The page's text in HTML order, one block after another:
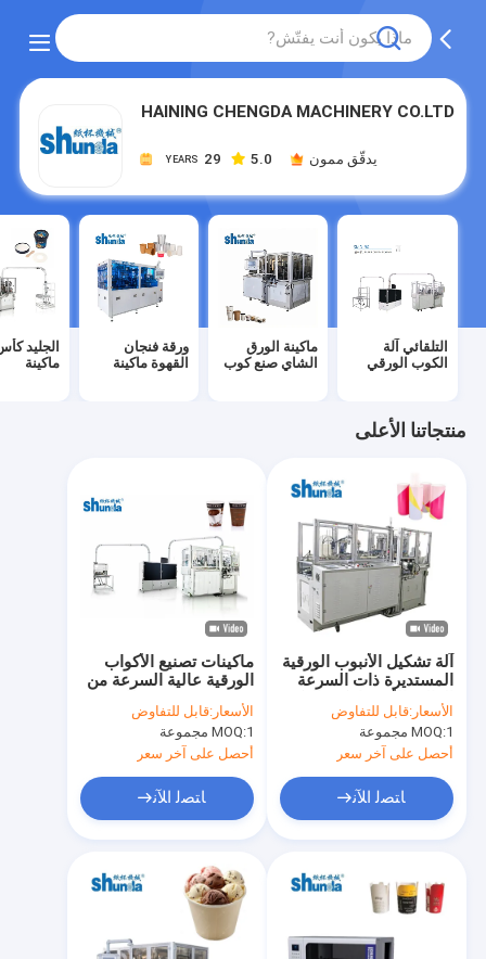
HAINING CHENGDA MACHINERY CO.LTD
29
YEARS 5.0 يدقّق ممون
التلقائي آلة
الكوب الورقي
ماكينة الورق
الشاي صنع كوب
ورقة فنجان
القهوة ماكينة
الجليد
ماكينة
منتجاتنا الأعلى
ماكينات تصنيع الأكواب
الورقية عالية السرعة من
الهواء الساخن
الأسعار:قابل للتفاوض
MOQ:1 مجموعة
أحصل على آخر سعر
ﺎﺘﺼﻟ ﺍﻶﻧ
آلة تشكيل الأنبوب الورقية
المستديرة ذات السرعة
بنظام الموجات فوق
الصوتية ونظام الهواء
الساخن
الأسعار:قابل للتفاوض
MOQ:1 مجموعة
أحصل على آخر سعر
ﺎﺘﺼﻟ ﺍﻶﻧ